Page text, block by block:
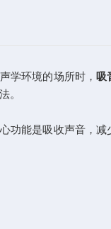
学环境的场所时， 吸
。
能是吸收声音，减